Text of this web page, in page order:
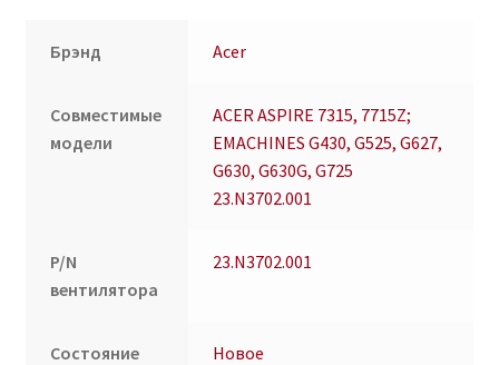
Брэнд Acer
Совместимые
модели
ACER ASPIRE 7315, 7715Z;
EMACHINES G430, G525, G627,
G630, G630G, G725
23.N3702.001
P/N
вентилятора
23.N3702.001
Состояние Новое